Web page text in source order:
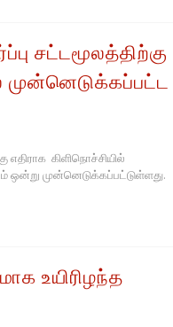
சட்டமூலத்திற்கு
முன்னெடுக்கப்பட்ட
எதிராக கிளிநொச்சியில்
முன்னெடுக்கப்பட்டுள்ளது.
உயிரிழந்த